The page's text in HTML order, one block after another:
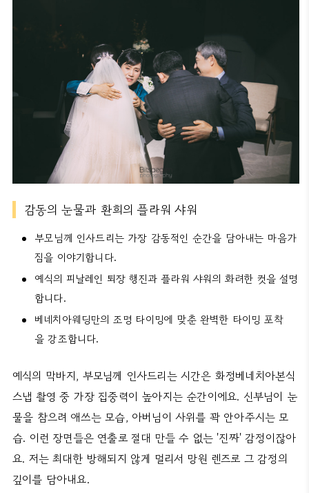
감동의 눈물과 환희의 플라워 샤워
부모님께 인사드리는 가장 감동적인 순간을 담아내는 마음가
짐을 이야기합니다.
예식의 피날레인 퇴장 행진과 플라워 샤워의 화려한 컷을 설명
합니다.
베네치아웨딩만의 조명 타이밍에 맞춘 완벽한 타이밍 포착
을 강조합니다.
예식의 막바지, 부모님께 인사드리는 시간은 화정베네치아본식
스냅 촬영 중 가장 집중력이 높아지는 순간이에요. 신부님이 눈
물을 참으려 애쓰는 모습, 아버님이 사위를 꽉 안아주시는 모
습. 이런 장면들은 연출로 절대 만들 수 없는 '진짜' 감정이잖아
요. 저는 최대한 방해되지 않게 멀리서 망원 렌즈로 그 감정의
깊이를 담아내요.